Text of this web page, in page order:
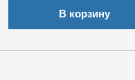
В корзину